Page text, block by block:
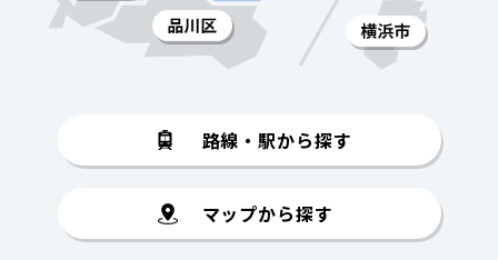
路線・駅から探す
マップから探す